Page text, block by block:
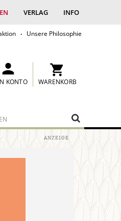
VERLAG INFO
Unsere Philosophie
KONTO WARENKORB